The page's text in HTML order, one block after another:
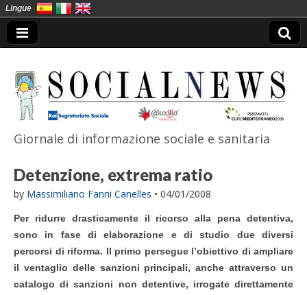
SocialNews
Giornale di informazione sociale e sanitaria
Detenzione, extrema ratio
by Massimiliano Fanni Canelles • 04/01/2008
Per ridurre drasticamente il ricorso alla pena detentiva,
sono in fase di elaborazione e di studio due diversi
percorsi di riforma. Il primo persegue l’obiettivo di ampliare
il ventaglio delle sanzioni principali, anche attraverso un
catalogo di sanzioni non detentive, irrogate direttamente
Lingue